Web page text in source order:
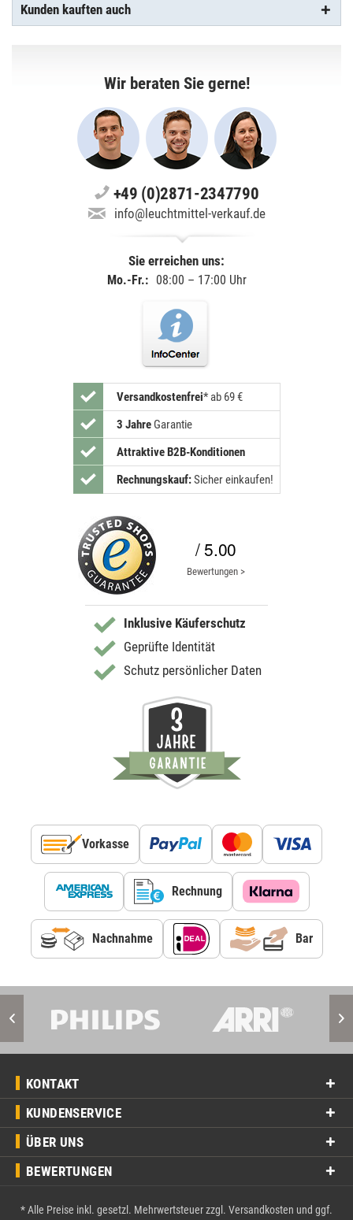
Kunden kauften auch
Wir beraten Sie gerne!
+49 (0)2871-2347790
info@leuchtmittel-verkauf.de
Sie erreichen uns:
Mo.-Fr.: 08:00 – 17:00 Uhr
Versandkostenfrei* ab 69 €
3 JahreGarantie
Attraktive B2B-Konditionen
Rechnungskauf:Sicher einkaufen!
/ 5.00
Bewertungen >
Inklusive Käuferschutz
Geprüfte Identität
Schutz persönlicher Daten
Vorkasse
Rechnung
Nachnahme Bar
KONTAKT
KUNDENSERVICE
ÜBER UNS
BEWERTUNGEN
* Alle Preise inkl. gesetzl. Mehrwertsteuer zzgl. Versandkosten und ggf.